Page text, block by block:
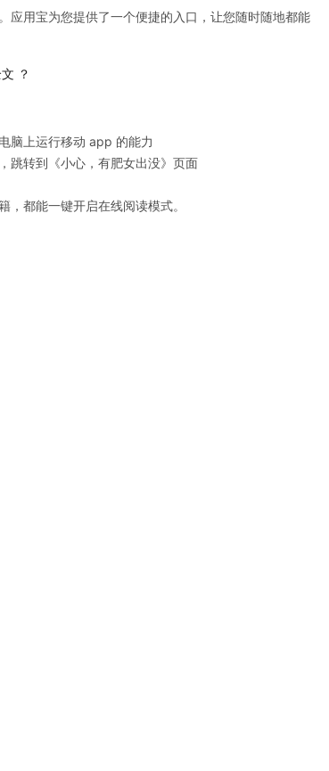
应用宝为您提供了一个便捷的入口，让您随时随地都能
？
脑上运行移动 app 的能力
跳转到《小心，有肥女出没》页面
都能一键开启在线阅读模式。